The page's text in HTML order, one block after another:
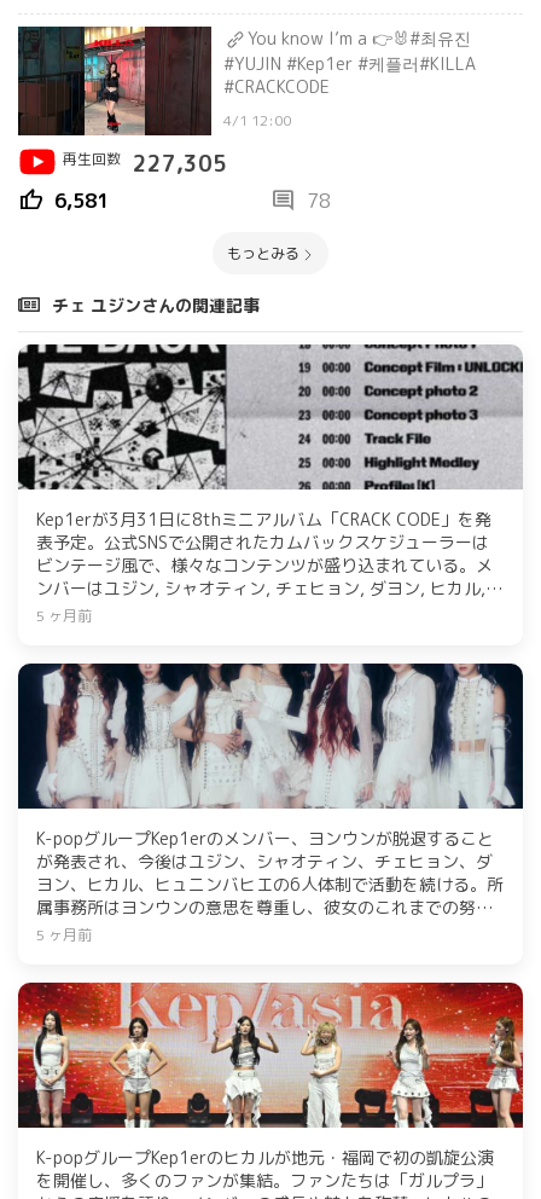
You know I’m a 👉🐰#최유진
#YUJIN #Kep1er #케플러#KILLA
#CRACKCODE
4/1 12:00
再生回数
227,305
thumb_up 6,581 comment 78
もっとみる
チェ ユジンさんの関連記事
Kep1erが3月31日に8thミニアルバム「CRACK CODE」を発
表予定。公式SNSで公開されたカムバックスケジューラーは
ビンテージ風で、様々なコンテンツが盛り込まれている。メ
ンバーはユジン, シャオティン, チェヒョン, ダヨン, ヒカル,
ヒュニンバヒエ。特に、セクシーなスタイリングと多様なヘ
しての地位を再確認し、新譜への注目が集まっている。
5 ヶ月前
K-popグループKep1erのメンバー、ヨンウンが脱退すること
が発表され、今後はユジン、シャオティン、チェヒョン、ダ
ヨン、ヒカル、ヒュニンバヒエの6人体制で活動を続ける。所
属事務所はヨンウンの意思を尊重し、彼女のこれまでの努力
に感謝を示した。ヨンウンは体調不良により活動を休止して
5 ヶ月前
K-popグループKep1erのヒカルが地元・福岡で初の凱旋公演
を開催し、多くのファンが集結。ファンたちは「ガルプラ」